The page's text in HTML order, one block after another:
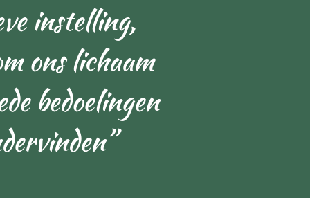
instelling,
ons lichaam
bedoelingen